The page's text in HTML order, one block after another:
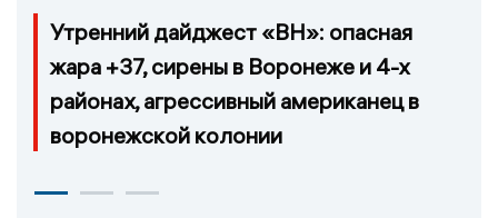
Утренний дайджест «ВН»: опасная
жара +37, сирены в Воронеже и 4-х
районах, агрессивный американец в
воронежской колонии